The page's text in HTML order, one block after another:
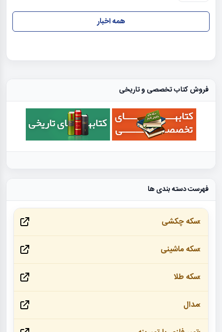
همه اخبار
فروش کتاب تخصصی و تاریخی
فهرست دسته بندی ها
سکه چکشی
سکه ماشینی
سکه طلا
مدال